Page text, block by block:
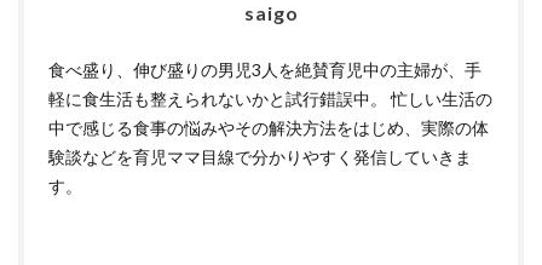
saigo
食べ盛り、伸び盛りの男児3人を絶賛育児中の主婦が、手
軽に食生活も整えられないかと試行錯誤中。 忙しい生活の
中で感じる食事の悩みやその解決方法をはじめ、実際の体
験談などを育児ママ目線で分かりやすく発信していきま
す。